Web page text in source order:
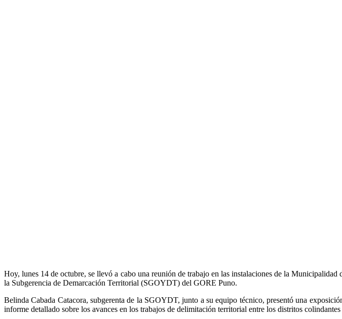
Hoy, lunes 14 de octubre, se llevó a cabo una reunión de trabajo en las instalaciones de la
la Subgerencia de Demarcación Territorial (SGOYDT) del GORE Puno.
Belinda Cabada Catacora, subgerenta de la SGOYDT, junto a su equipo técnico, presentó una
informe detallado sobre los avances en los trabajos de delimitación territorial entre los distritos